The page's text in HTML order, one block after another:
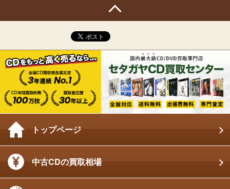
トップページ
中古CDの買取相場